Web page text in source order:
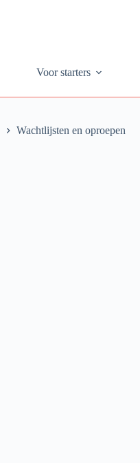
Voor starters
Wachtlijsten en oproepen